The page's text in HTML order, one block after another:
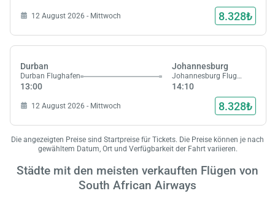
12 August 2026 - Mittwoch 8.328₺
Durban
Durban Flughafen
13:00
Johannesburg
Johannesburg Flughafen
14:10
12 August 2026 - Mittwoch 8.328₺
Die angezeigten Preise sind Startpreise für Tickets. Die Preise können je nach
gewähltem Datum, Ort und Verfügbarkeit der Fahrt variieren.
Städte mit den meisten verkauften Flügen von
South African Airways